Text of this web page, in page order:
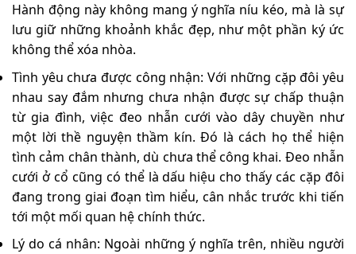
Hành động này không mang ý nghĩa níu kéo, mà là sự
lưu giữ những khoảnh khắc đẹp, như một phần ký ức
không thể xóa nhòa.
Tình yêu chưa được công nhận: Với những cặp đôi yêu
nhau say đắm nhưng chưa nhận được sự chấp thuận
từ gia đình, việc đeo nhẫn cưới vào dây chuyền như
một lời thề nguyện thầm kín. Đó là cách họ thể hiện
tình cảm chân thành, dù chưa thể công khai. Đeo nhẫn
cưới ở cổ cũng có thể là dấu hiệu cho thấy các cặp đôi
đang trong giai đoạn tìm hiểu, cân nhắc trước khi tiến
tới một mối quan hệ chính thức.
Lý do cá nhân: Ngoài những ý nghĩa trên, nhiều người